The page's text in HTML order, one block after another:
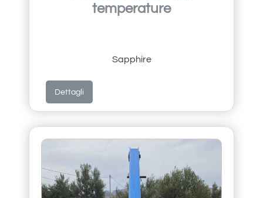
temperature
Sapphire
Dettagli